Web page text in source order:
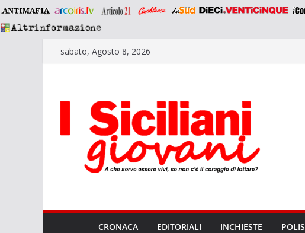
Saltasabato, Agosto 8, 2026
CRONACA EDITORIALI INCHIESTE POLIS